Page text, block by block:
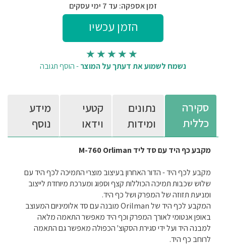
זמן אספקה: עד 7 ימי עסקים
נשמח לשמוע את דעתך על המוצר-הוסף תגובה
סקירה
כללית
נתונים
ומידות
קטעי
וידאו
מידע
נוסף
מקבע כף היד עם סד ליד M-760 Orliman
מקבע לכף היד - הדור האחרון בעיצוב מוצרי התמיכה לכף היד עם
שלוש שכבות תמיכה הכוללות קצף וספוג ומערכת מיוחדת לייצוב
ומניעת תזוזה של המפרק ושל כף היד.
המקבע לכף היד של Orilman מובנה עם סד אלומיניום המעוצב
באופן אנטומי לאורך המפרק וכף היד מאפשר התאמה מלאה
למבנה היד ועל ידי סגירת הסקוצ' הכפולה מאפשר גם התאמה
לרוחב כף היד.